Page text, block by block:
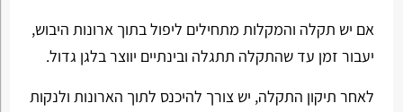
אם יש תקלה והמקלות מתחילים ליפול בתוך ארונות היבוש,
יעבור זמן עד שהתקלה תתגלה ובינתיים יווצר בלגן גדול.
לאחר תיקון התקלה, יש צורך להיכנס לתוך הארונות ולנקות